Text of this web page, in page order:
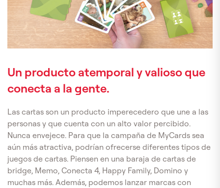
Un producto atemporal y valioso que
conecta a la gente.
Las cartas son un producto imperecedero que une a las
personas y que cuenta con un alto valor percibido.
Nunca envejece. Para que la campaña de MyCards sea
aún más atractiva, podrían ofrecerse diferentes tipos de
juegos de cartas. Piensen en una baraja de cartas de
bridge, Memo, Conecta 4, Happy Family, Domino y
muchas más. Además, podemos lanzar marcas con